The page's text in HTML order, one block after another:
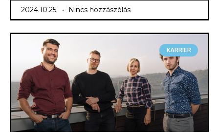
2024.10.25. Nincs hozzászólás
KARRIER